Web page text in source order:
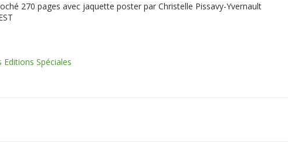
270 pages avec jaquette poster par Christelle Pissavy-Yvernault
Editions Spéciales